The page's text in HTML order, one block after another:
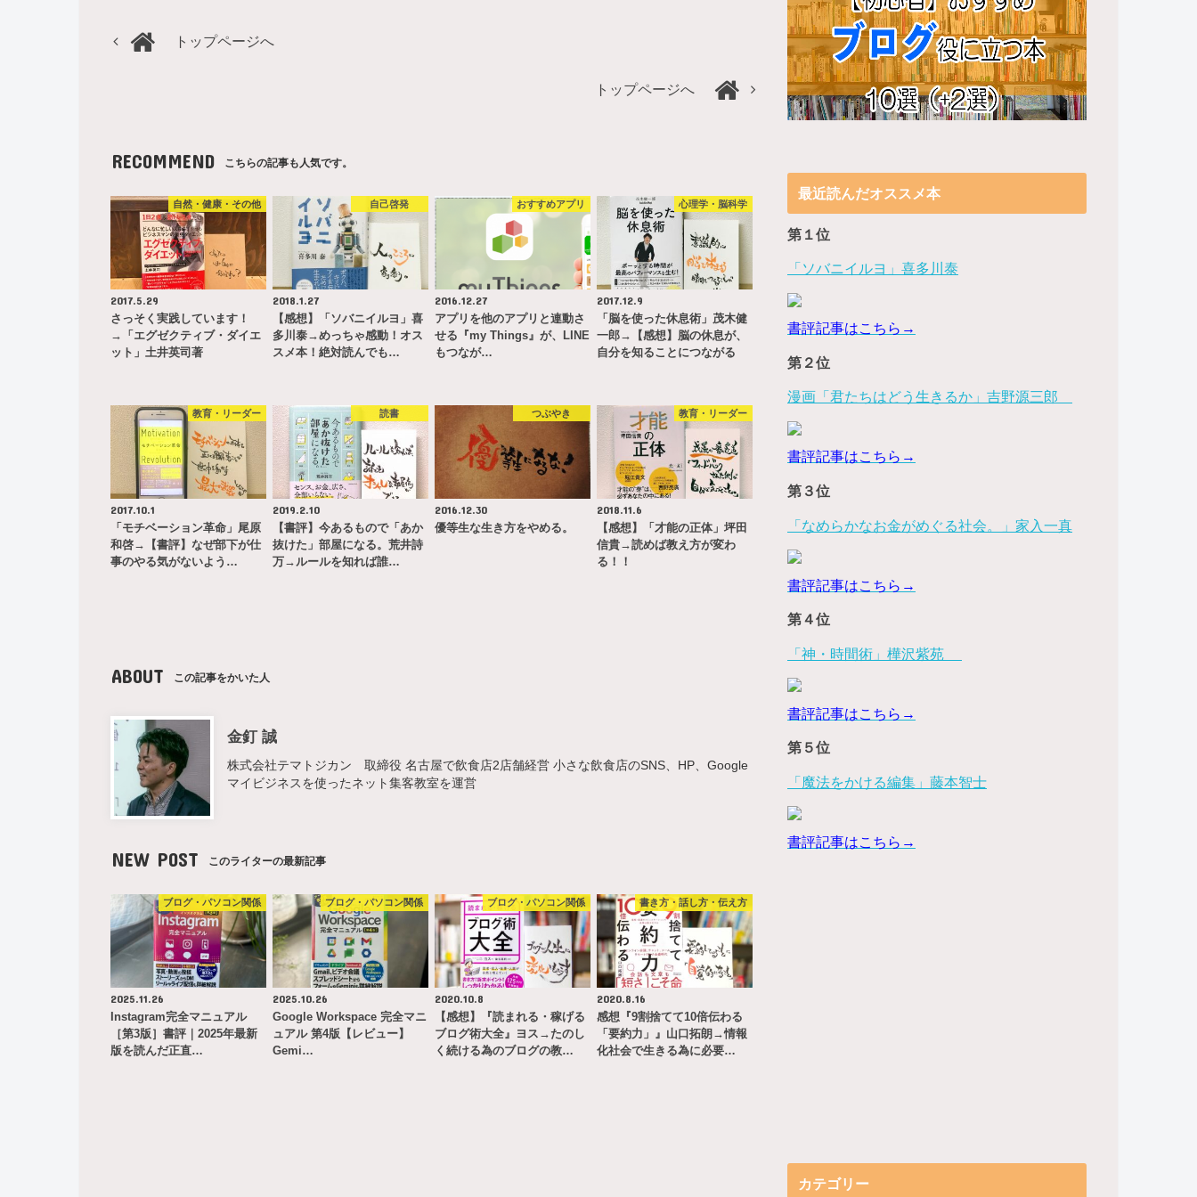
トップページへ
トップページへ
RECOMMEND こちらの記事も人気です。
自然・健康・その他
2017.5.29
さっそく実践しています！
→「エグゼクティブ・ダイエ
ット」土井英司著
自己啓発
2018.1.27
【感想】「ソバニイルヨ」喜
多川泰→めっちゃ感動！オス
スメ本！絶対読んでも…
おすすめアプリ
2016.12.27
アプリを他のアプリと連動さ
せる『my Things』が、LINE
もつなが…
心理学・脳科学
2017.12.9
「脳を使った休息術」茂木健
一郎→【感想】脳の休息が、
自分を知ることにつながる
教育・リーダー
2017.10.1
「モチベーション革命」尾原
和啓→【書評】なぜ部下が仕
事のやる気がないよう…
読書
2019.2.10
【書評】今あるもので「あか
抜けた」部屋になる。荒井詩
万→ルールを知れば誰…
つぶやき
2016.12.30
優等生な生き方をやめる。
教育・リーダー
2018.11.6
【感想】「才能の正体」坪田
信貴→読めば教え方が変わ
る！！
ABOUT この記事をかいた人
金釘 誠
株式会社テマトジカン 取締役 名古屋で飲食店2店舗経営 小さな飲食店のSNS、HP、Google
マイビジネスを使ったネット集客教室を運営
NEW POST このライターの最新記事
ブログ・パソコン関係
2025.11.26
Instagram完全マニュアル
［第3版］書評｜2025年最新
版を読んだ正直…
ブログ・パソコン関係
2025.10.26
Google Workspace 完全マニ
ュアル 第4版【レビュー】
Gemi…
ブログ・パソコン関係
2020.10.8
【感想】『読まれる・稼げる
ブログ術大全』ヨス→たのし
く続ける為のブログの教…
書き方・話し方・伝え方
2020.8.16
感想『9割捨てて10倍伝わる
「要約力」』山口拓朗→情報
化社会で生きる為に必要…
最近読んだオススメ本
第１位
「ソバニイルヨ」喜多川泰
書評記事はこちら→
第２位
漫画「君たちはどう生きるか」吉野源三郎
書評記事はこちら→
第３位
「なめらかなお金がめぐる社会。」家入一真
書評記事はこちら→
第４位
「神・時間術」樺沢紫苑
書評記事はこちら→
第５位
「魔法をかける編集」藤本智士
書評記事はこちら→
カテゴリー